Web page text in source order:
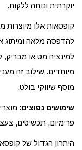
יוקרתית ונוחה ללקוח.
קופסאות אלו מיוצרות
להדפסה מלאה ומיתוג
למינציה מט או
מיוחדים. שילוב זה
מוסף שיווקי בולט.
שימושים נפוצים:
פרימיום, תכשיטים,
היתרון הגדול של